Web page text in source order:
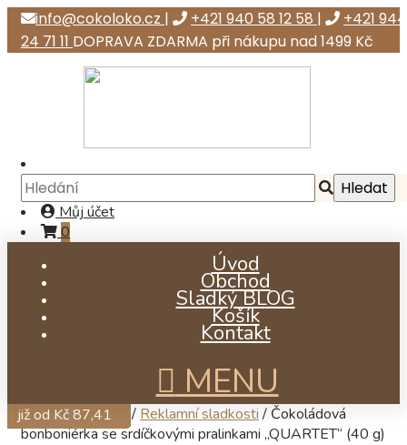
info@cokoloko.cz | +421 940 58 12 58 |
+421 944
24 71 11 DOPRAVA ZDARMA při nákupu nad 1499 Kč
Můj účet
0
Úvod
Obchod
Sladký BLOG
Košík
Kontakt
MENU
Domov/Obchod / Reklamní sladkosti / Čokoládová
bonboniérka se srdíčkovými pralinkami „QUARTET“ (40 g)
již od Kč 204,31
již od Kč 432,07
již od Kč 87,41